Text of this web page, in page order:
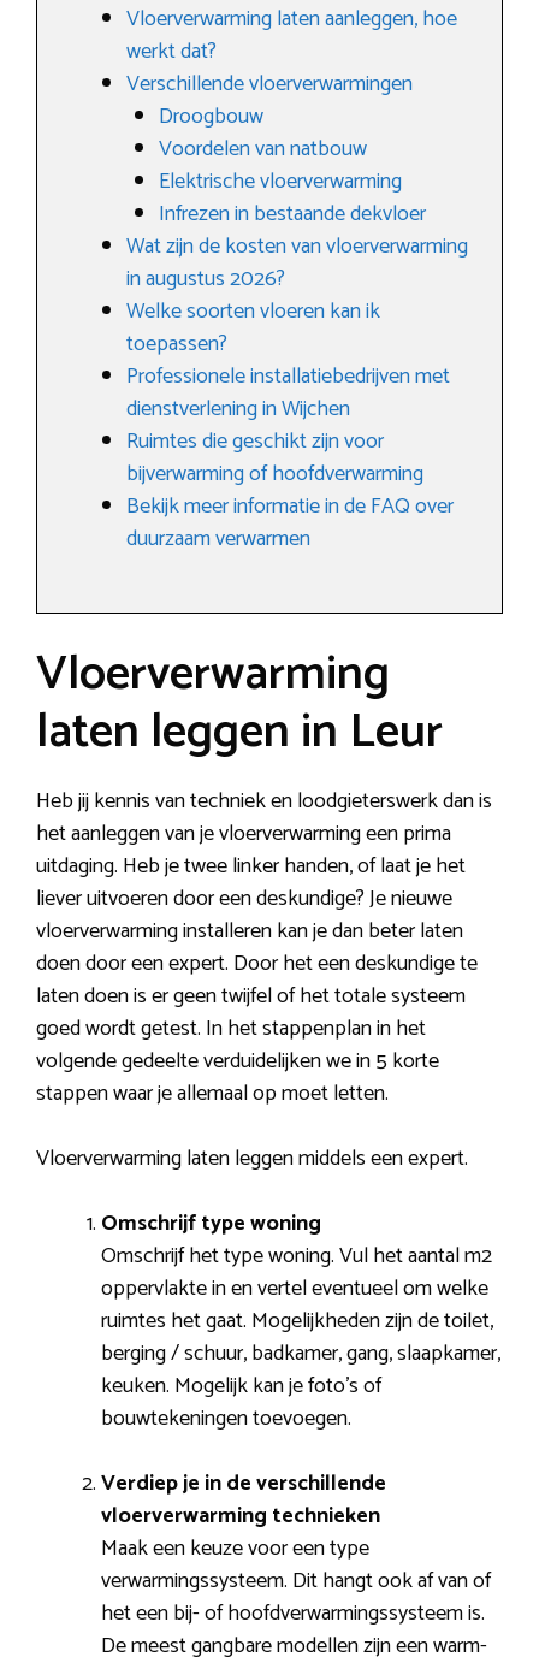
Vloerverwarming laten aanleggen, hoe
werkt dat?
Verschillende vloerverwarmingen
Droogbouw
Voordelen van natbouw
Elektrische vloerverwarming
Infrezen in bestaande dekvloer
Wat zijn de kosten van vloerverwarming
in augustus 2026?
Welke soorten vloeren kan ik
toepassen?
Professionele installatiebedrijven met
dienstverlening in Wijchen
Ruimtes die geschikt zijn voor
bijverwarming of hoofdverwarming
Bekijk meer informatie in de FAQ over
duurzaam verwarmen
Vloerverwarming
laten leggen in Leur
Heb jij kennis van techniek en loodgieterswerk dan is
het aanleggen van je vloerverwarming een prima
uitdaging. Heb je twee linker handen, of laat je het
liever uitvoeren door een deskundige? Je nieuwe
vloerverwarming installeren kan je dan beter laten
doen door een expert. Door het een deskundige te
laten doen is er geen twijfel of het totale systeem
goed wordt getest. In het stappenplan in het
volgende gedeelte verduidelijken we in 5 korte
stappen waar je allemaal op moet letten.
Vloerverwarming laten leggen middels een expert.
Omschrijf type woning
Omschrijf het type woning. Vul het aantal m2
oppervlakte in en vertel eventueel om welke
ruimtes het gaat. Mogelijkheden zijn de toilet,
berging / schuur, badkamer, gang, slaapkamer,
keuken. Mogelijk kan je foto’s of
bouwtekeningen toevoegen.
Verdiep je in de verschillende
vloerverwarming technieken
Maak een keuze voor een type
verwarmingssysteem. Dit hangt ook af van of
het een bij- of hoofdverwarmingssysteem is.
De meest gangbare modellen zijn een warm-